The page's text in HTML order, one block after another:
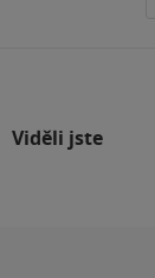
Viděli jste